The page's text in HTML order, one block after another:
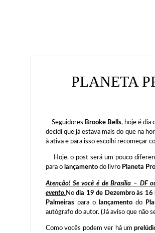
PLANETA
Seguidores Brooke Bells, hoje é dia
decidi que já estava mais do que na
à ativa e para isso escolhi recomeçar
Hoje, o post será um pouco
para o lançamento do livro Planeta
Atenção! Se você é de Brasília – DF
evento. Nodia 19 de Dezembro às 16
Palmeiras para o lançamento do
autógrafo do autor. (Já aviso que não
Como vocês podem ver há um